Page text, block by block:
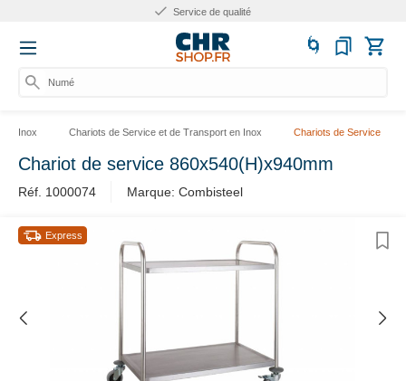
Service de qualité
Numéro
Inox Chariots de Service et de Transport en Inox Chariots de Service
Chariot de service 860x540(H)x940mm
Réf. 1000074 Marque: Combisteel
Express